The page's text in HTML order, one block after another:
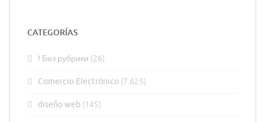
CATEGORÍAS
! Без рубрики (26)
Comercio Electrónico (7.625)
diseño web (145)